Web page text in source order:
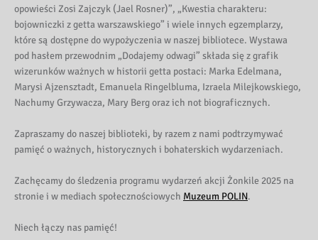
opowieści Zosi Zajczyk (Jael Rosner)”, „Kwestia charakteru:
bojowniczki z getta warszawskiego” i wiele innych egzemplarzy,
które są dostępne do wypożyczenia w naszej bibliotece. Wystawa
pod hasłem przewodnim „Dodajemy odwagi” składa się z grafik
wizerunków ważnych w historii getta postaci: Marka Edelmana,
Marysi Ajzensztadt, Emanuela Ringelbluma, Izraela Milejkowskiego,
Nachumy Grzywacza, Mary Berg oraz ich not biograficznych.
Zapraszamy do naszej biblioteki, by razem z nami podtrzymywać
pamięć o ważnych, historycznych i bohaterskich wydarzeniach.
Zachęcamy do śledzenia programu wydarzeń akcji Żonkile 2025 na
stronie i w mediach społecznościowych Muzeum POLIN.
Niech łączy nas pamięć!